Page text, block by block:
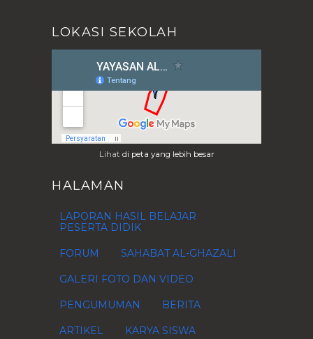
Januari(3)
►2016(79)
►2015
►2014
►2013(28)
► 2011(1)
► 2009 (1)
LOKASI SEKOLAH
Lihat di peta yang lebih besar
HALAMAN
LAPORAN HASIL BELAJAR
PESERTA DIDIK
FORUM SAHABAT AL-GHAZALI
GALERI FOTO DAN VIDEO
PENGUMUMAN BERITA
ARTIKEL KARYA SISWA